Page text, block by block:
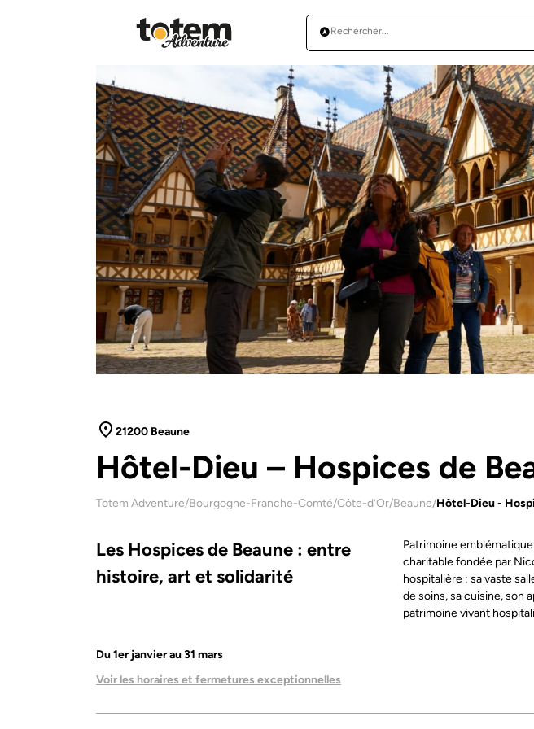
21200 Beaune
Hôtel-Dieu – Hospices de
Totem Adventure/Bourgogne-Franche-Comté/Côte-d’Or/Beaune/Hôtel-Dieu -
Les Hospices de Beaune : entre
histoire, art et solidarité
Patrimoine
charitable fondée par
hospitalière : sa vaste
de soins, sa cuisine, son
patrimoine vivant
Du 1er janvier au 31 mars
9h – 12h30 et 14h – 18h30
Voir les horaires et fermetures exceptionnelles